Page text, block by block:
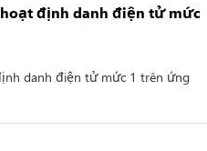
định danh điện tử mức
danh điện tử mức 1 trên ứng